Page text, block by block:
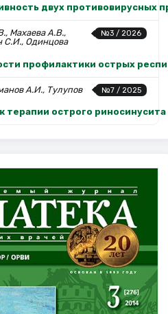
двух противовирусных
№3 / 2026
Махаева А.В.,
С.И., Одинцова
профилактики острых
№7 / 2025
А.И., Тулупов
острого